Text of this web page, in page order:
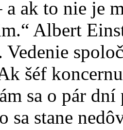
ak to nie je
Albert
šéf
sa o pár
sa stane